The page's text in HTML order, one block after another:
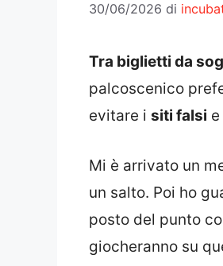
30/06/2026 di
Tra biglietti da
palcoscenico
evitare i siti falsi
Mi è arrivato un
un salto. Poi ho
posto del punto
giocheranno su